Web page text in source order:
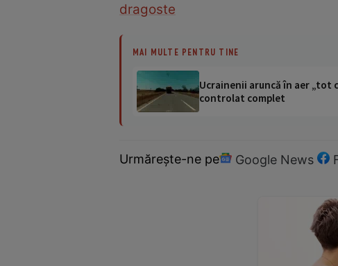
dragoste
MAI MULTE PENTRU TINE
Ucrainenii aruncă în aer „tot
controlat complet
Urmărește-ne pe Google News